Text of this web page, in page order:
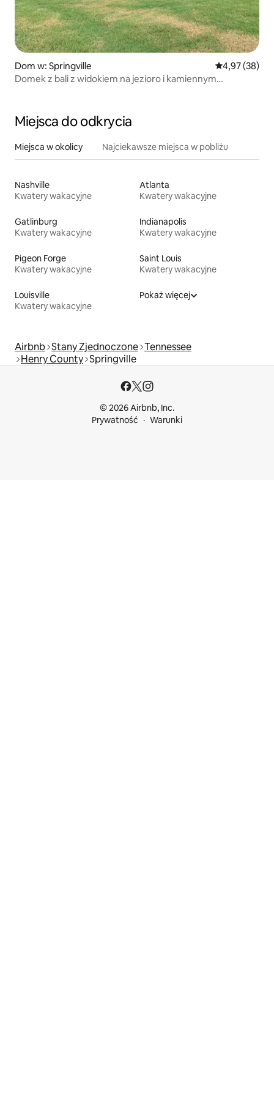
Dom w: Springville Średnia
4,97 (38)
Domek z bali z widokiem na jezioro i kamiennym
Miejsca do odkrycia
Miejsca w okolicy Najciekawsze miejsca w pobliżu
Nashville
Kwatery wakacyjne
Atlanta
Kwatery wakacyjne
Gatlinburg
Kwatery wakacyjne
Indianapolis
Kwatery wakacyjne
Pigeon Forge
Kwatery wakacyjne
Saint Louis
Kwatery wakacyjne
Louisville
Kwatery wakacyjne
Pokaż więcej
Airbnb Stany Zjednoczone Tennessee
Henry County Springville
© 2026 Airbnb, Inc.
Prywatność
Warunki